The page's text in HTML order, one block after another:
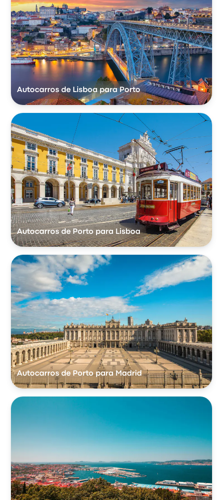
Autocarros de Lisboa para Porto
Autocarros de Porto para Lisboa
Autocarros de Porto para Madrid